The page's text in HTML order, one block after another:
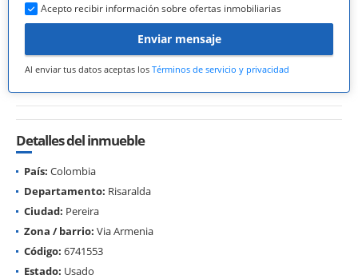
Acepto recibir información sobre ofertas inmobiliarias
Enviar mensaje
Al enviar tus datos aceptas los Términos de servicio y privacidad
Detalles del inmueble
País: Colombia
Departamento: Risaralda
Ciudad: Pereira
Zona / barrio: Via Armenia
Código: 6741553
Estado: Usado